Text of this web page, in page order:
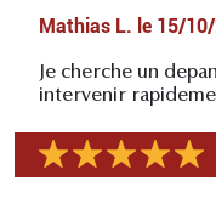
Mathias L. le 15/
Je cherche un
intervenir